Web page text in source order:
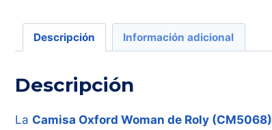
Descripción Información adicional
Descripción
La Camisa Oxford Woman de Roly (CM5068)